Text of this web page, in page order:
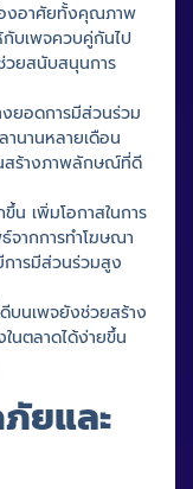
องอาศัยทั้งคุณภาพ
กับเพจควบคู่กันไป
วยสนับสนุนการ
ยอดการมีส่วนร่วม
านานหลายเดือน
นสร้างภาพลักษณ์ที่ดี
น เพิ่มโอกาสในการ
จากการทำโฆษณา
ารมีส่วนร่วมสูง
บนเพจยังช่วยสร้าง
นตลาดได้ง่ายขึ้น
ยและ